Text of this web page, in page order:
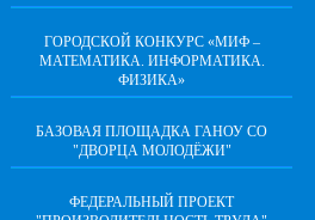
ГОРОДСКОЙ КОНКУРС «МИФ –
МАТЕМАТИКА. ИНФОРМАТИКА.
ФИЗИКА»
БАЗОВАЯ ПЛОЩАДКА ГАНОУ СО
"ДВОРЦА МОЛОДЁЖИ"
ФЕДЕРАЛЬНЫЙ ПРОЕКТ